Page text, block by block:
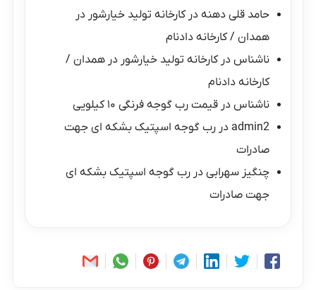
حامد قلی دهنه درکارخانه تولید خیارشور در
همدان / کارخانه دادنام
ناشناس درکارخانه تولید خیارشور در همدان /
کارخانه دادنام
ناشناس درقیمت رب گوجه فرنگی ۱۰ کیلویی
admin2 دررب گوجه اسپتیک بشکه ای جهت
صادرات
چنگیز سهرابی دررب گوجه اسپتیک بشکه ای
جهت صادرات